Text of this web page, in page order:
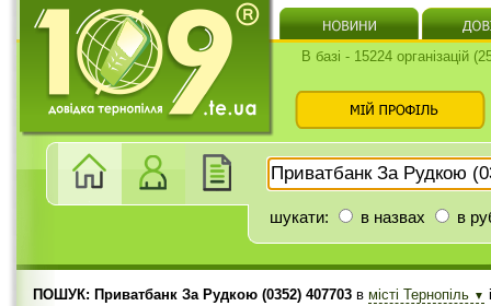
В базі - 15224 організацій
шукати: в назвах в
ПОШУК: Приватбанк За Рудкою (0352) 407703 в місті Тернопіль ▼